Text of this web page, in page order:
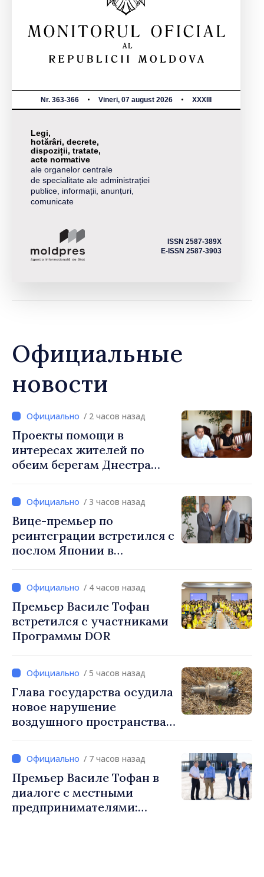
Nr. 363-366 Vineri, 07 august 2026 XXXIII
Legi,
hotărâri, decrete,
dispoziții, tratate,
acte normative
ale organelor centrale
de specialitate ale administrației
publice, informații, anunțuri,
comunicate
ISSN 2587-389X
E-ISSN 2587-3903
Официальные
новости
/ 2 часов назад
Проекты помощи в
интересах жителей по
обеим берегам Днестра
вице-премьера с
постоянным
представителем ПРООН в
Республике Молдова
Даниелой Гаспариковой
/ 3 часов назад
Вице-премьер по
реинтеграции встретился с
послом Японии в
/ 4 часов назад
Премьер Василе Тофан
встретился с участниками
Программы DOR
/ 5 часов назад
Глава государства осудила
новое нарушение
воздушного пространства:
затрагивает нас
/ 7 часов назад
Премьер Василе Тофан в
диалоге с местными
предпринимателями: